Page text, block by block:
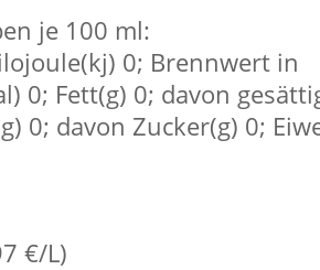
je 100 ml:
0; Brennwert in
0; Fett(g) 0; davon
0; davon Zucker(g) 0;
€/L)